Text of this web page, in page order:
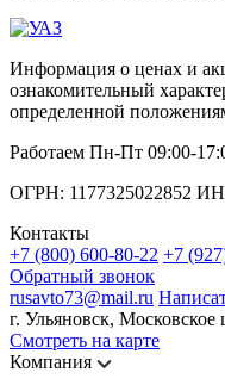
Информация о ценах и
ознакомительный
определенной
Работаем Пн-Пт 09:00-
ОГРН: 1177325022852
Контакты
+7 (800) 600-80-22 +7
Обратный звонок
rusavto73@mail.ru
г. Ульяновск,
Смотреть на карте
Компания